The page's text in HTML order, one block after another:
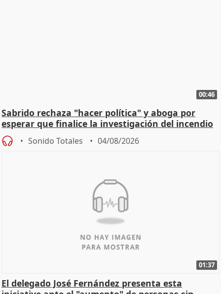
00:46
Sabrido rechaza "hacer política" y aboga por
esperar que finalice la investigación del incendio
Sonido Totales 04/08/2026
01:37
El delegado José Fernández presenta esta